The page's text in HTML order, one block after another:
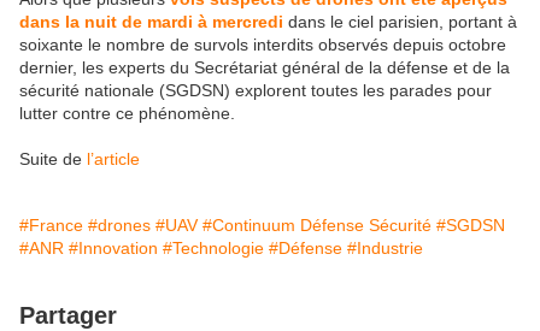
dans la nuit de mardi à mercredi dans le ciel parisien, portant à
soixante le nombre de survols interdits observés depuis octobre
dernier, les experts du Secrétariat général de la défense et de la
sécurité nationale (SGDSN) explorent toutes les parades pour
lutter contre ce phénomène.
Suite de l’article
#France #drones #UAV #Continuum Défense Sécurité #SGDSN
#ANR #Innovation #Technologie #Défense #Industrie
Partager